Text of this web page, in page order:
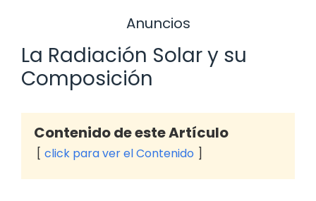
Anuncios
La Radiación Solar y su
Composición
Contenido de este Artículo
click para ver el Contenido